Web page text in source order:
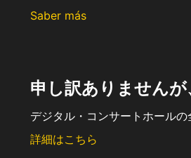
Saber más
申し訳ありません
デジタル・コンサートホール
詳細はこちら